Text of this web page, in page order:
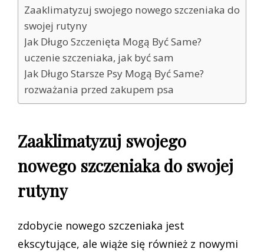
Zaaklimatyzuj swojego nowego szczeniaka do
swojej rutyny
Jak Długo Szczenięta Mogą Być Same?
uczenie szczeniaka, jak być sam
Jak Długo Starsze Psy Mogą Być Same?
rozważania przed zakupem psa
Zaaklimatyzuj swojego
nowego szczeniaka do swojej
rutyny
zdobycie nowego szczeniaka jest
ekscytujące, ale wiąże się również z nowymi